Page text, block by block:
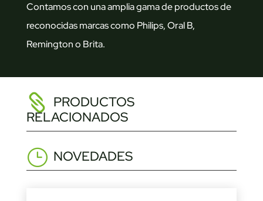
Contamos con una amplia gama de productos de
reconocidas marcas como Philips, Oral B,
Remington o Brita.
PRODUCTOS
RELACIONADOS
NOVEDADES